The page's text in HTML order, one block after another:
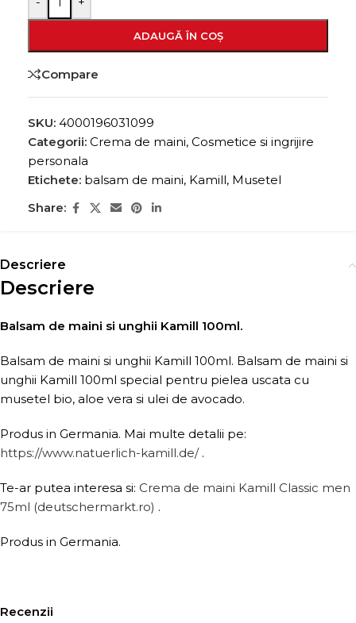
ADAUGĂ ÎN COȘ
Compare
SKU: 4000196031099
Categorii: Crema de maini, Cosmetice si ingrijire
personala
Etichete: balsam de maini, Kamill, Musetel
Share:
Descriere
Descriere
Balsam de maini si unghii Kamill 100ml.
Balsam de maini si unghii Kamill 100ml. Balsam de maini si
unghii Kamill 100ml special pentru pielea uscata cu
musetel bio, aloe vera si ulei de avocado.
Produs in Germania. Mai multe detalii pe:
https://www.natuerlich-kamill.de/.
Te-ar putea interesa si: Crema de maini Kamill Classic men
75ml (deutschermarkt.ro) .
Produs in Germania.
Recenzii